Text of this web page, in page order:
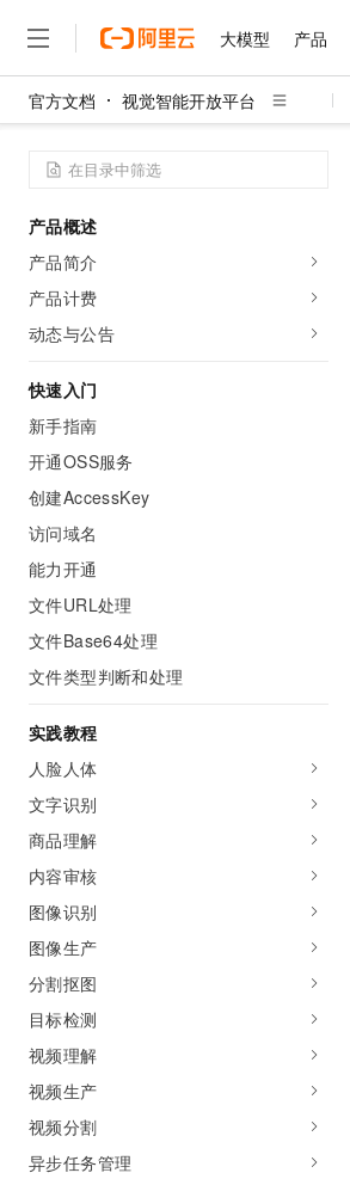
大模型 产品
官方文档 视觉智能开放平台
产品概述
产品简介
产品计费
动态与公告
快速入门
新手指南
开通OSS服务
创建AccessKey
访问域名
能力开通
文件URL处理
文件Base64处理
文件类型判断和处理
实践教程
人脸人体
文字识别
商品理解
内容审核
图像识别
图像生产
分割抠图
目标检测
视频理解
视频生产
视频分割
异步任务管理
大模型
产品
精选产品
容器
存储
网络与CDN
安全
中间件
媒体服务
企业服务与云通信
域名与网站
终端用户计算
Serverless
开发工具
迁移与运维管理
专有云
解决方案
精选解决方案
大数据
现代化应用
安全
网络
可观测
上云与迁云
政企业务
权益
定价
云市场
伙伴
服务
了解阿里云